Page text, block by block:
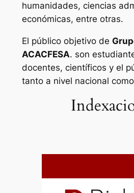
humanidades, ciencias
económicas, entre otras.
El público objetivo de
ACACFESA. son
docentes, científicos y el
tanto a nivel nacional